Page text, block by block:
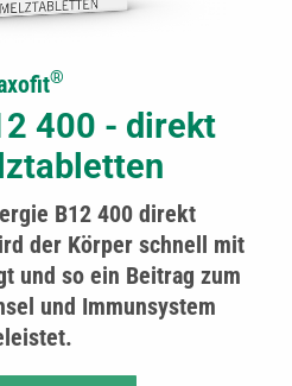
®
400 - direkt
B12 400 direkt
der Körper schnell mit
und so ein Beitrag zum
und Immunsystem